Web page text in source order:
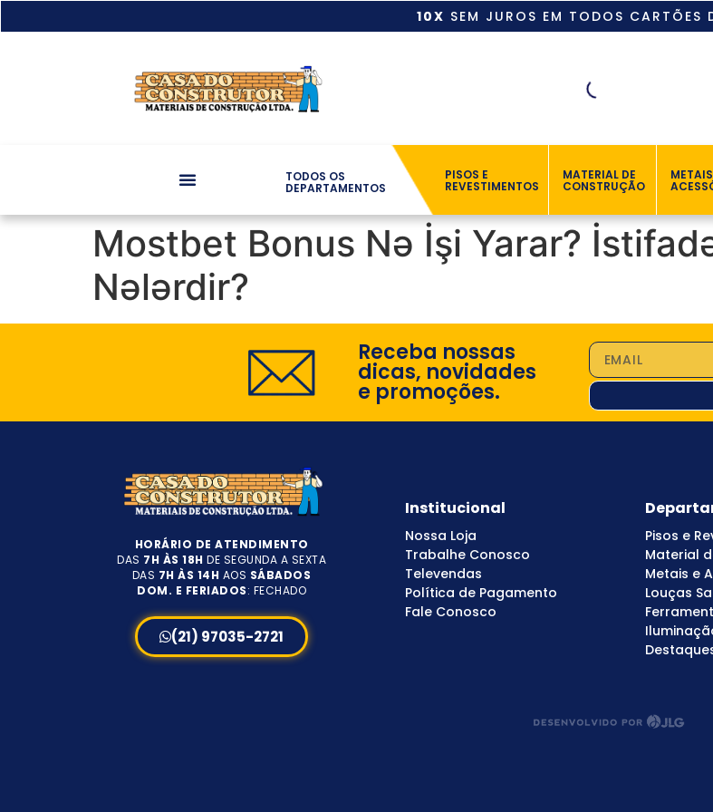
10X SEM JUROS EM TODOS CARTÕES
TODOS OS
DEPARTAMENTOS
PISOS E
REVESTIMENTOS
MATERIAL DE
CONSTRUÇÃO
Mostbet Bonus Nə İşi Yarar?
Nələrdir?
Receba nossas
dicas, novidades
e promoções.
HORÁRIO DE ATENDIMENTO
DAS 7H ÀS 18H DE SEGUNDA A SEXTA
DAS 7H ÀS 14H AOS SÁBADOS
DOM. E FERIADOS: FECHADO
(21) 97035-2721
Institucional
Nossa Loja
Trabalhe Conosco
Televendas
Política de Pagamento
Fale Conosco
Pisos e
Material
Metais e
Louças